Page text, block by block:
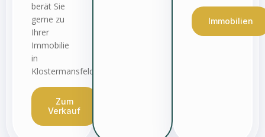
berät Sie
gerne zu
Ihrer
Immobilie
in
Klostermansfeld.
Zum
Verkauf
Immobilien